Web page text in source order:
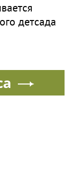
детсада